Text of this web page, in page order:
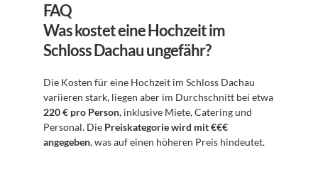
FAQ
Was kostet eine Hochzeit im
Schloss Dachau ungefähr?
Die Kosten für eine Hochzeit im Schloss Dachau
220 € pro Person, inklusive Miete, Catering und
Personal. Die Preiskategorie wird mit €€€
angegeben, was auf einen höheren Preis hindeutet.